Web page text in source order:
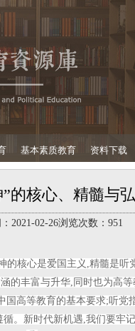
基本素质教育 资料下载
的核心、精髓与
2021-02-26浏览次数： 951
的核心是爱国主义,精髓是听
的丰富与升华,同时也为高
高等教育的基本要求;听党
。新时代新机遇,我们要牢